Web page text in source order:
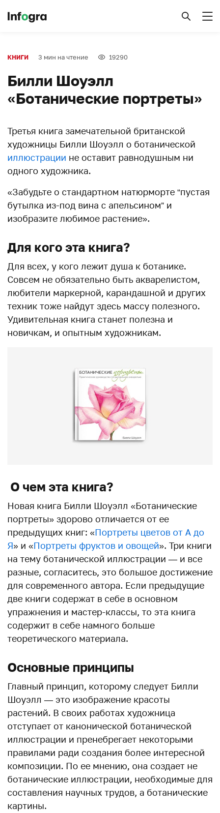
КНИГИ 3 мин на чтение 19290
Билли Шоуэлл
«Ботанические портреты»
Третья книга замечательной британской
художницы Билли Шоуэлл о ботанической
иллюстрации не оставит равнодушным ни
одного художника.
«Забудьте о стандартном натюрморте “пустая
бутылка из-под вина с апельсином” и
изобразите любимое растение».
Для кого эта книга?
Для всех, у кого лежит душа к ботанике.
Совсем не обязательно быть акварелистом,
любители маркерной, карандашной и других
техник тоже найдут здесь массу полезного.
Удивительная книга станет полезна и
новичкам, и опытным художникам.
О чем эта книга?
Новая книга Билли Шоуэлл «Ботанические
портреты» здорово отличается от ее
предыдущих книг: «Портреты цветов от А до
Я» и «Портреты фруктов и овощей». Три книги
на тему ботанической иллюстрации — и все
разные, согласитесь, это большое достижение
для современного автора. Если предыдущие
две книги содержат в себе в основном
упражнения и мастер-классы, то эта книга
содержит в себе намного больше
теоретического материала.
Основные принципы
Главный принцип, которому следует Билли
Шоуэлл — это изображение красоты
растений. В своих работах художница
отступает от канонической ботанической
иллюстрации и пренебрегает некоторыми
правилами ради создания более интересной
композиции. По ее мнению, она создает не
ботанические иллюстрации, необходимые для
составления научных трудов, а ботанические
картины.